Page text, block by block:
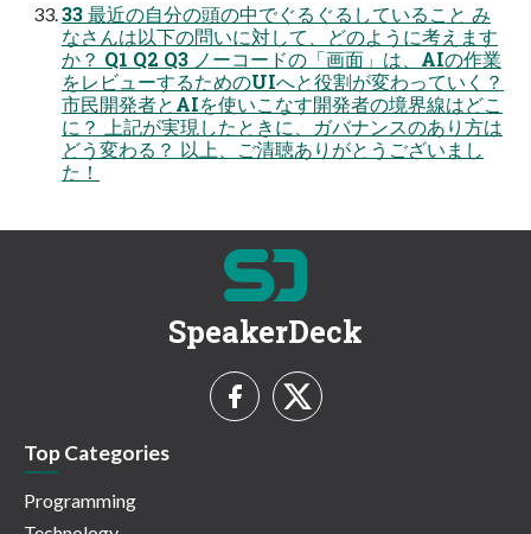
33 最近の自分の頭の中でぐるぐるしていること み
なさんは以下の問いに対して、どのように考えます
か？ Q1 Q2 Q3 ノーコードの「画面」は、AIの作業
をレビューするためのUIへと役割が変わっていく？
市民開発者とAIを使いこなす開発者の境界線はどこ
に？ 上記が実現したときに、ガバナンスのあり方は
どう変わる？ 以上、ご清聴ありがとうございまし
た！
SpeakerDeck
Top Categories
Programming